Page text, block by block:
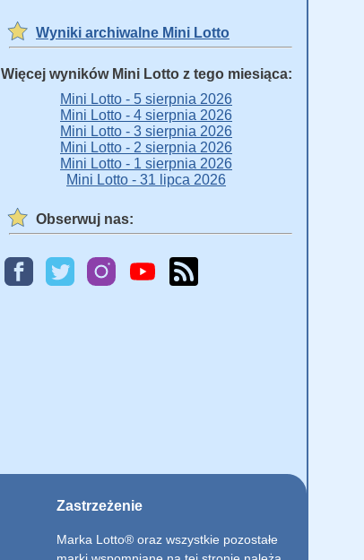
Wyniki archiwalne Mini Lotto
Więcej wyników Mini Lotto z tego miesiąca:
Mini Lotto - 5 sierpnia 2026
Mini Lotto - 4 sierpnia 2026
Mini Lotto - 3 sierpnia 2026
Mini Lotto - 2 sierpnia 2026
Mini Lotto - 1 sierpnia 2026
Mini Lotto - 31 lipca 2026
Obserwuj nas:
Zastrzeżenie
Marka Lotto® oraz wszystkie pozostałe